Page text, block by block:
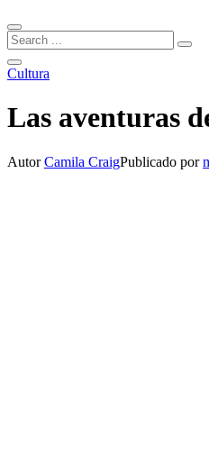
Cultura
Las aventuras
AutorCamila CraigPublicado por